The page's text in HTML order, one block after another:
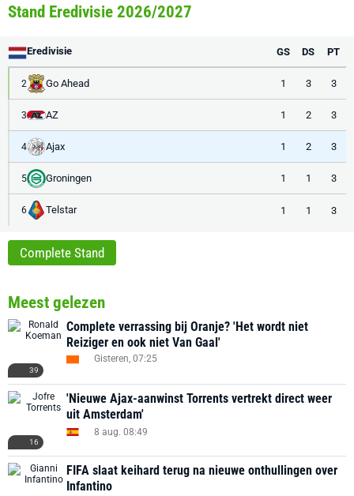
Stand Eredivisie 2026/2027
Eredivisie GS DS PT
2 Go Ahead 1 3 3
3 AZ 1 2 3
4 Ajax 1 2 3
5 Groningen 1 1 3
6 Telstar 1 1 3
Complete Stand
Meest gelezen
39
Complete verrassing bij Oranje? 'Het wordt niet
Reiziger en ook niet Van Gaal'
Gisteren, 07:25
16
'Nieuwe Ajax-aanwinst Torrents vertrekt direct weer
uit Amsterdam'
8 aug. 08:49
FIFA slaat keihard terug na nieuwe onthullingen over
Infantino